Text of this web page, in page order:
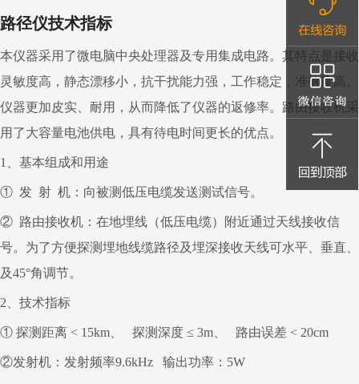
路径仪技术指标
本仪器采用了微电脑中央处理器及专用集成电路。其特点是接收
灵敏度高，静态漂移小，抗干扰能力强，工作稳定，准确度高。
仪器更加皮实、耐用，从而降低了仪器的返修率。路由接收机采
用了大容量电池供电，具有待电时间更长的优点。
1、基本组成和用途
① 发 射 机：向被测低压电缆发送测试信号。
② 路由接收机：在地埋线（低压电缆）附近通过天线接收信
号。为了方便探测埋地线缆路径及埋深接收天线可水平、垂直、
及45°角调节。
2、技术指标
① 探测距离 < 15km、 探测深度 ≤ 3m、 路由误差 < 20cm
②发射机：发射频率9.6kHz 输出功率： 5W